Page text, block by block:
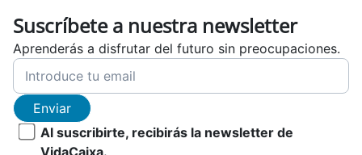
Suscríbete a nuestra newsletter
Aprenderás a disfrutar del futuro sin preocupaciones.
Enviar
Al suscribirte, recibirás la newsletter de
VidaCaixa.